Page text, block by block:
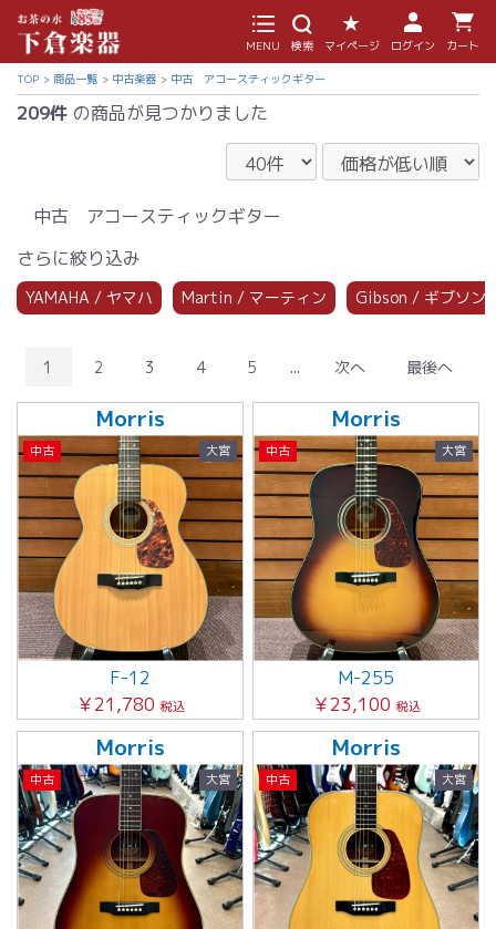
MENU 検索 マイページ ログイン カート
TOP 商品一覧 中古楽器 中古 アコースティックギター
209件 の商品が見つかりました
中古 アコースティックギター
さらに絞り込み
YAMAHA / ヤマハ Martin / マーティン Gibson / ギブソン
1 2 3 4 5 ... 次へ 最後へ
Morris
中古 大宮
F-12
￥21,780 税込
Morris
中古 大宮
M-255
￥23,100 税込
Morris
中古 大宮
Morris
中古 大宮